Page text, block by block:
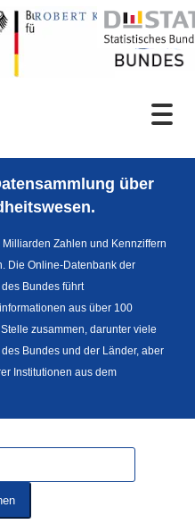
über
Zahlen und Kennziffern
Die Online-Datenbank der
Bundes führt
aus über 100
zusammen, darunter viele
Bundes und der Länder, aber
Institutionen aus dem